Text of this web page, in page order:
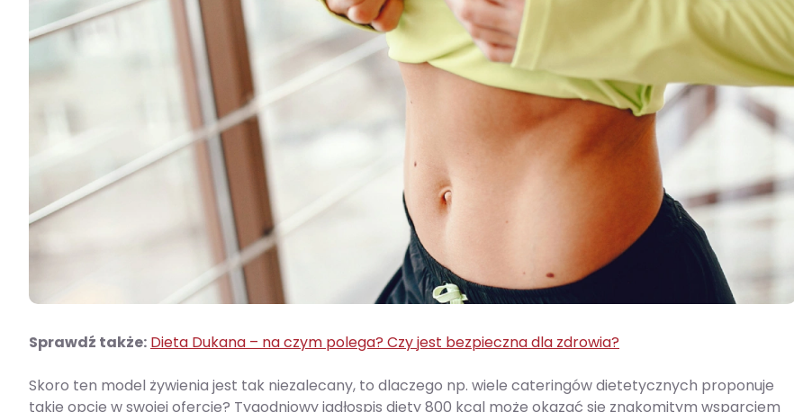
Sprawdź także: Dieta Dukana – na czym polega? Czy jest bezpieczna dla zdrowia?
Skoro ten model żywienia jest tak niezalecany, to dlaczego np. wiele cateringów dietetycznych proponuje
takie opcje w swojej ofercie? Tygodniowy jadłospis diety 800 kcal może okazać się znakomitym wsparciem